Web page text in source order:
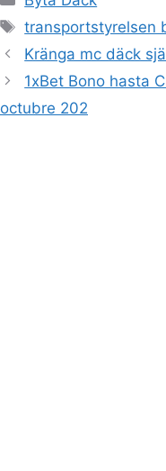
Etiketter
transportstyrelsen
Kränga mc däck
1xBet Bono hasta
octubre 202